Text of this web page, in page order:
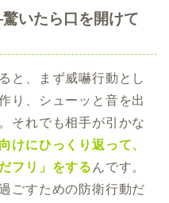
いたら口を開けて
と、まず威嚇行動とし
り、シューッと音を出
それでも相手が引かな
けにひっくり返って、
フリ」をする んです。
ごすための防衛行動だ